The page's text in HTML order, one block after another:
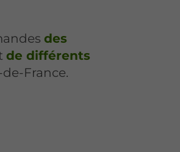
des
de différents
France.